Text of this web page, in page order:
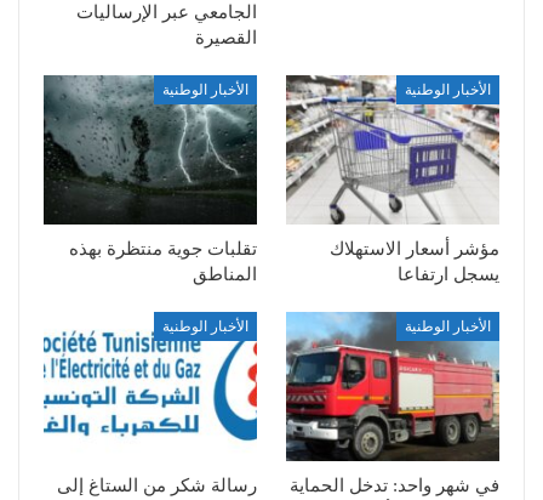
الجامعي عبر الإرساليات
القصيرة
الأخبار الوطنية
مؤشر أسعار الاستهلاك
يسجل ارتفاعا
الأخبار الوطنية
تقلبات جوية منتظرة بهذه
المناطق
الأخبار الوطنية
في شهر واحد: تدخل الحماية
الأخبار الوطنية
رسالة شكر من الستاغ إلى